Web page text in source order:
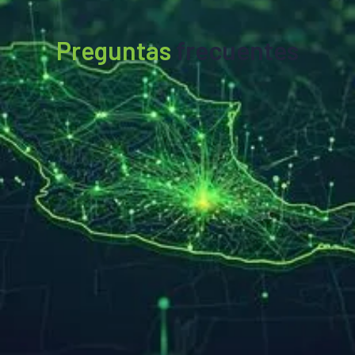
Preguntas frecuentes
01/¿Cuál es el horario de atención del
equipo comercial de 99minutos?
Nuestro equipo comercial está disponible de lunes
a viernes de 9:00 AM a 7:00 PM y sábados de 9:00
AM a 3:00 PM.
Ver más
02/¿99minutos opera en otros países
además de México?
Sí, operamos en México, Chile, Colombia y Perú, con
planes de expansión a más países de
¿Puedo integrar 99minutos con mi e-
Sí, ofrecemos integraciones directas con las
principales plataformas de ecommerce y